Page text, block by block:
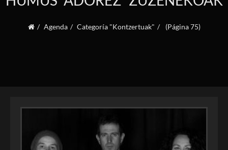
Agenda Categoría "Kontzertuak" (Página 75)